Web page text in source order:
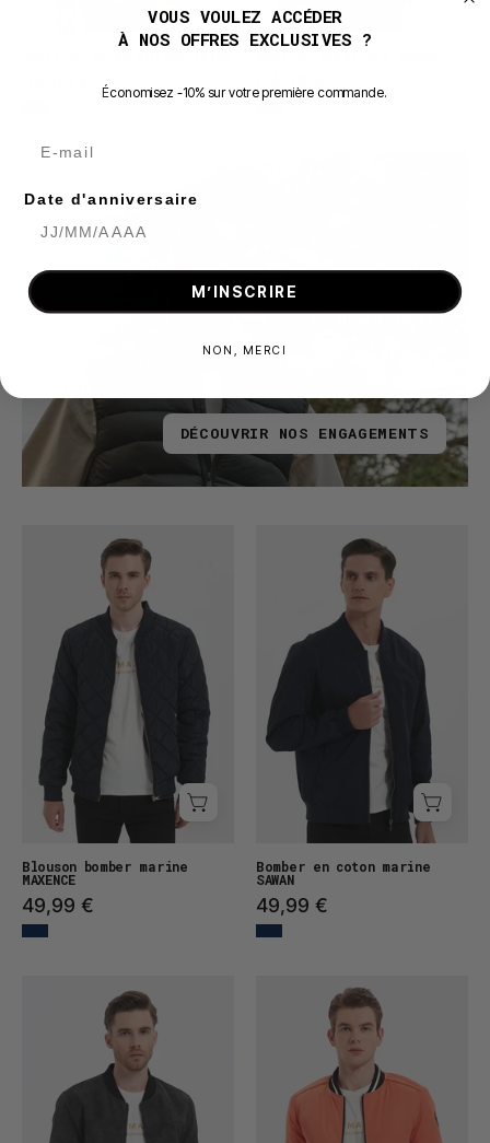
MY GREEN JACKET
Des bouteilles au textile ! Kymaxx s'engage dans une mode
DÉCOUVRIR NOS ENGAGEMENTS
Blouson
bomber
MAXENCE
Blouson bomber marine
MAXENCE
49,99 €
Bomber
en
coton
SAWAN
Bomber en coton marine
SAWAN
49,99 €
Bomber
effet
daim
PEÎO
Bomber
col
teddy
BJORN
VOUS VOULEZ ACCÉDER
À NOS OFFRES EXCLUSIVES ?
Économisez -10% sur votre première commande.
Date d'anniversaire
M’INSCRIRE
NON, MERCI